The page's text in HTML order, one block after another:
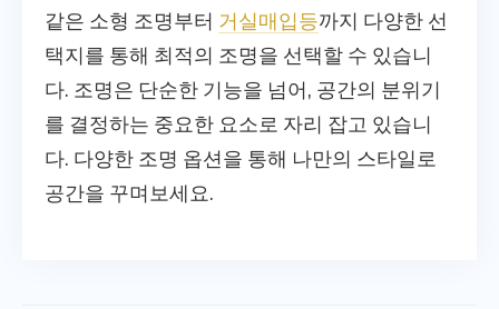
같은 소형 조명부터 거실매입등까지 다양한 선
택지를 통해 최적의 조명을 선택할 수 있습니
다. 조명은 단순한 기능을 넘어, 공간의 분위기
를 결정하는 중요한 요소로 자리 잡고 있습니
다. 다양한 조명 옵션을 통해 나만의 스타일로
공간을 꾸며보세요.